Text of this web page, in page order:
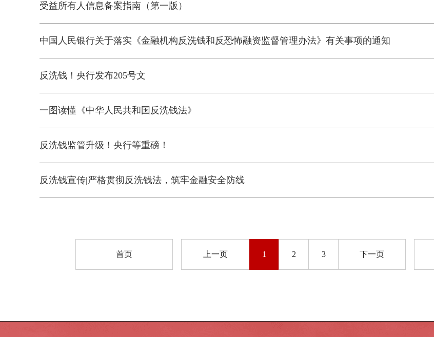
受益所有人信息备案指南（第一版）
中国人民银行关于落实《金融机构反洗钱和反恐怖融资监督管理办法》有关事项的通知
反洗钱！央行发布205号文
一图读懂《中华人民共和国反洗钱法》
反洗钱监管升级！央行等重磅！
反洗钱宣传|严格贯彻反洗钱法，筑牢金融安全防线
首页 上一页 1 2 3 下一页